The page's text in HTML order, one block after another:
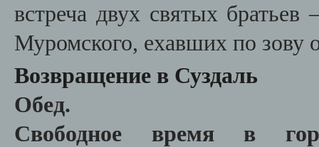
встреча двух святых братьев
Муромского, ехавших по зову
Возвращение в Суздаль
Обед.
Свободное время в